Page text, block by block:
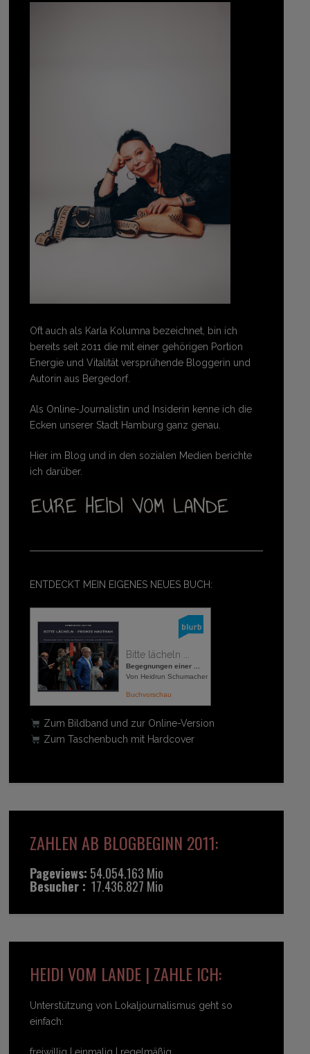
Oft auch als Karla Kolumna bezeichnet, bin ich
bereits seit 2011 die mit einer gehörigen Portion
Energie und Vitalität versprühende Bloggerin und
Autorin aus Bergedorf.
Als Online-Journalistin und Insiderin kenne ich die
Ecken unserer Stadt Hamburg ganz genau.
Hier im Blog und in den sozialen Medien berichte
ich darüber.
ENTDECKT MEIN EIGENES NEUES BUCH:
Bitte lächeln ...
Begegnungen einer ...
Von Heidrun Schumacher
Buchvorschau
Zum Bildband und zur Online-Version
Zum Taschenbuch mit Hardcover
ZAHLEN AB BLOGBEGINN 2011:
Pageviews: 54.054.163 Mio
Besucher : 17.436.827 Mio
HEIDI VOM LANDE | ZAHLE ICH:
Unterstützung von Lokaljournalismus geht so
einfach: